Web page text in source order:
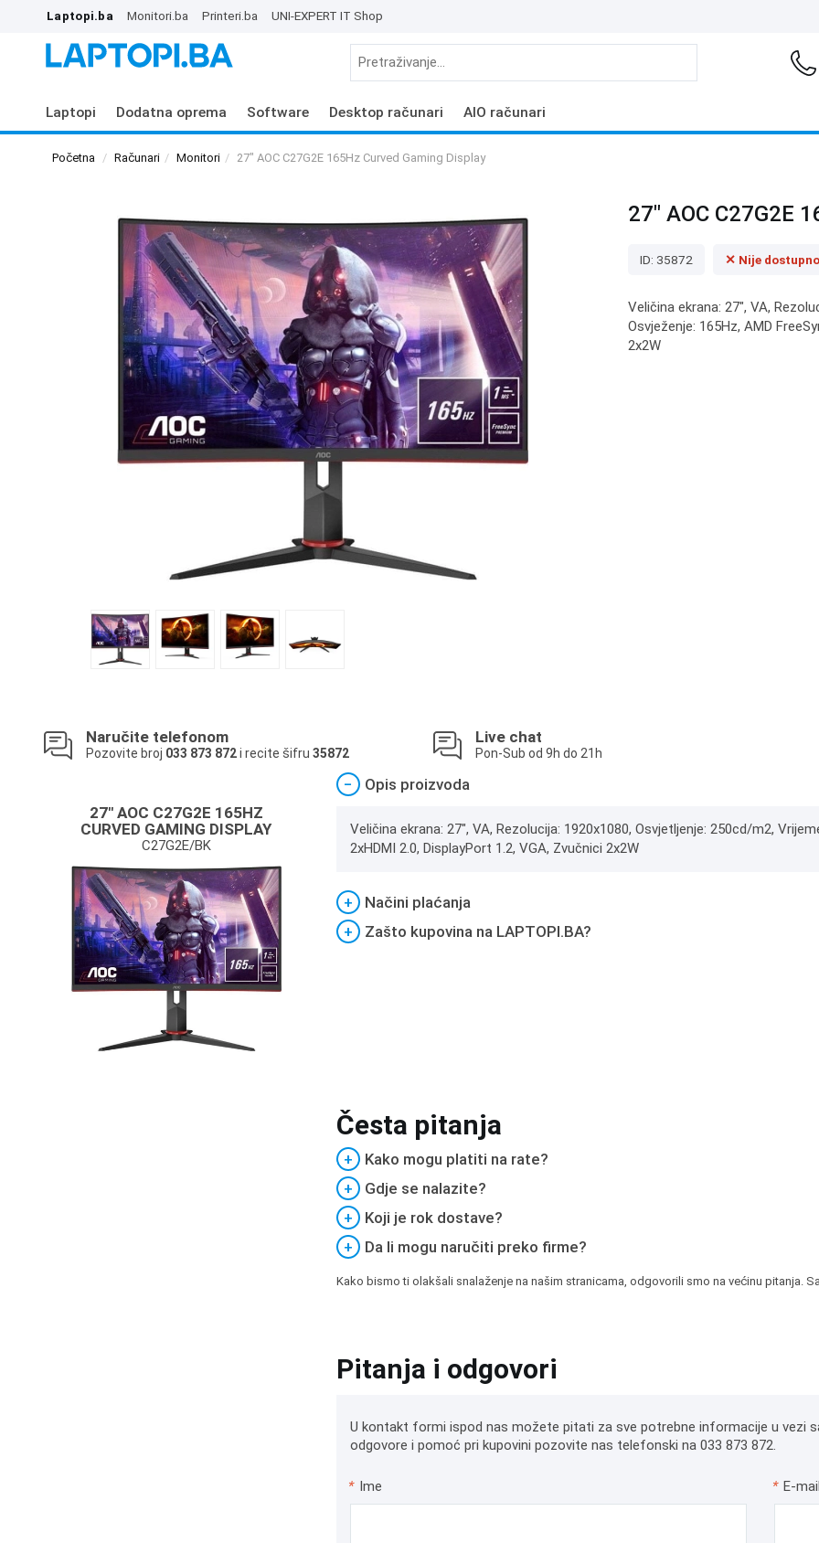
Laptopi.ba Monitori.ba Printeri.ba UNI-EXPERT IT Shop
Laptopi Dodatna oprema Software Desktop računari AIO računari
Početna Računari Monitori 27" AOC C27G2E 165Hz Curved Gaming Display
27" AOC C27G2E
ID: 35872 ✕ Nije dostupno
Veličina ekrana: 27", VA,
Osvježenje: 165Hz, AMD
2x2W
Naručite telefonom
Pozovite broj 033 873 872i recite šifru 35872
Live chat
Pon-Sub od 9h do 21h
27" AOC C27G2E 165HZ
CURVED GAMING DISPLAY
C27G2E/BK
− Opis proizvoda
Veličina ekrana: 27", VA, Rezolucija: 1920x1080, Osvjetljenje: 250cd/m2,
2xHDMI 2.0, DisplayPort 1.2, VGA, Zvučnici 2x2W
+
Načini plaćanja
+
Zašto kupovina na LAPTOPI.BA?
Česta pitanja
+
Kako mogu platiti na rate?
+
Gdje se nalazite?
+
Koji je rok dostave?
+
Da li mogu naručiti preko firme?
Kako bismo ti olakšali snalaženje na našim stranicama, odgovorili smo na većinu pitanja.
Pitanja i odgovori
U kontakt formi ispod nas možete pitati za sve potrebne informacije u vezi
odgovore i pomoć pri kupovini pozovite nas telefonski na 033 873 872.
* Ime * E-mail